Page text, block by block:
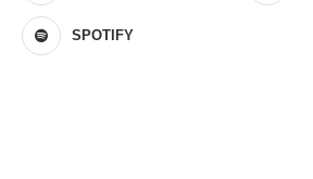
SPOTIFY